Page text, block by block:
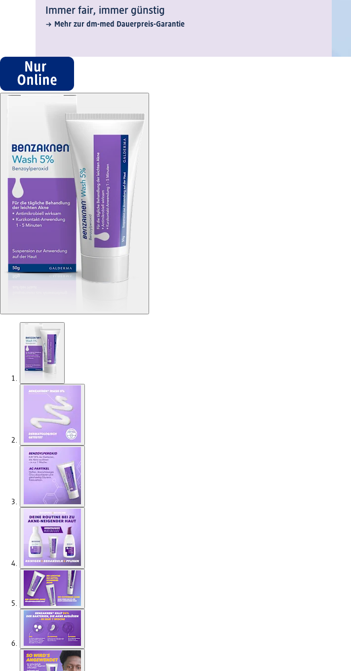
Immer fair,­ immer günstig
Mehr zur dm-med Dauerpreis-Garantie